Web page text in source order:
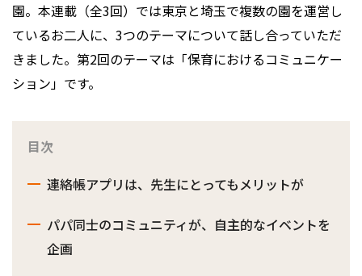
園。本連載（全3回）では東京と埼玉で複数の園を運営し
ているお二人に、3つのテーマについて話し合っていただ
きました。第2回のテーマは「保育におけるコミュニケー
ション」です。
目次
連絡帳アプリは、先生にとってもメリットが
パパ同士のコミュニティが、自主的なイベントを
企画